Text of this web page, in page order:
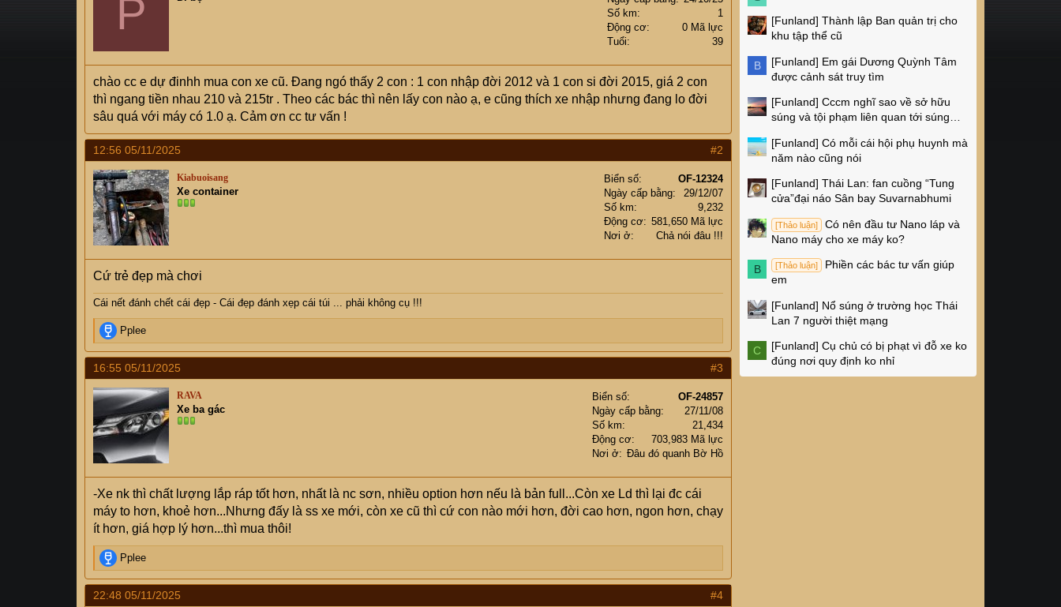
e
r
P
Số km
1
Động cơ
0 Mã lực
Tuổi
39
chào cc e dự đinhh mua con xe cũ. Đang ngó thấy 2 con : 1 con nhập đời 2012 và 1 con si đời 2015, giá 2 con
thì ngang tiền nhau 210 và 215tr . Theo các bác thì nên lấy con nào ạ, e cũng thích xe nhập nhưng đang lo đời
sâu quá với máy có 1.0 ạ. Cảm ơn cc tư vấn !
12:56 05/11/2025 #2
Kiabuoisang
Xe container
Biển số
OF-12324
Ngày cấp bằng
29/12/07
Số km
9,232
Động cơ
581,650 Mã lực
Nơi ở
Chả nói đâu !!!
Cứ trẻ đẹp mà chơi
Cái nết đánh chết cái đẹp - Cái đẹp đánh xẹp cái túi ... phải không cụ !!!
R
e
a
c
t
i
o
n
s
:
Pplee
16:55 05/11/2025 #3
RAVA
Xe ba gác
Biển số
OF-24857
Ngày cấp bằng
27/11/08
Số km
21,434
Động cơ
703,983 Mã lực
Nơi ở
Đâu đó quanh Bờ Hồ
-Xe nk thì chất lượng lắp ráp tốt hơn, nhất là nc sơn, nhiều option hơn nếu là bản full...Còn xe Ld thì lại đc cái
máy to hơn, khoẻ hơn...Nhưng đấy là ss xe mới, còn xe cũ thì cứ con nào mới hơn, đời cao hơn, ngon hơn, chạy
ít hơn, giá hợp lý hơn...thì mua thôi!
R
e
a
c
Pplee
22:48 05/11/2025 #4
[Funland] Thành lập Ban quản trị cho
khu tập thể cũ
B [Funland] Em gái Dương Quỳnh Tâm
được cảnh sát truy tìm
[Funland] Cccm nghĩ sao về sở hữu
súng và tội phạm liên quan tới súng
[Funland] Có mỗi cái hội phụ huynh mà
năm nào cũng nói
[Funland] Thái Lan: fan cuồng “Tung
cửa”đại náo Sân bay Suvarnabhumi
[Thảo luận]
Có nên đầu tư Nano láp và
Nano máy cho xe máy ko?
B [Thảo luận]
Phiền các bác tư vấn giúp
em
[Funland] Nổ súng ở trường học Thái
Lan 7 người thiệt mạng
C [Funland] Cụ chủ có bị phạt vì đỗ xe ko
đúng nơi quy định ko nhỉ